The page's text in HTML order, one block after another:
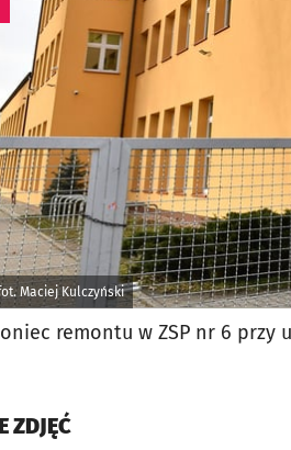
Maciej Kulczyński
do poprzedniego zdjęcia.
remontu w ZSP nr 6 przy
ZDJĘĆ